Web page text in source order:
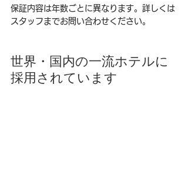
保証内容は年数ごとに異なります。詳しくは
スタッフまでお問い合わせください。
世界・国内の一流ホテルに
採用されています